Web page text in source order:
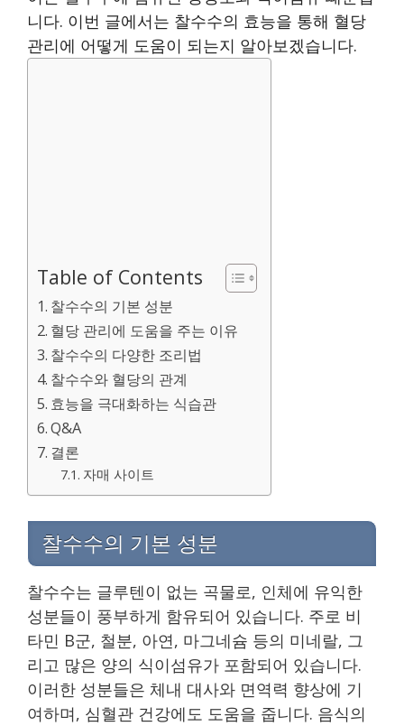
니다. 이번 글에서는 찰수수의 효능을 통해 혈당
관리에 어떻게 도움이 되는지 알아보겠습니다.
Table of Contents
찰수수의 기본 성분
혈당 관리에 도움을 주는 이유
찰수수의 다양한 조리법
찰수수와 혈당의 관계
효능을 극대화하는 식습관
Q&A
결론
자매 사이트
찰수수의 기본 성분
찰수수는 글루텐이 없는 곡물로, 인체에 유익한
성분들이 풍부하게 함유되어 있습니다. 주로 비
타민 B군, 철분, 아연, 마그네슘 등의 미네랄, 그
리고 많은 양의 식이섬유가 포함되어 있습니다.
이러한 성분들은 체내 대사와 면역력 향상에 기
여하며, 심혈관 건강에도 도움을 줍니다. 음식의